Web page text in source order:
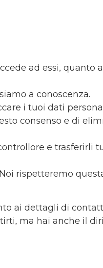
ad essi, quanto
a conoscenza.
i tuoi dati
consenso e di
e trasferirli
rispetteremo
ai dettagli di
ma hai anche il